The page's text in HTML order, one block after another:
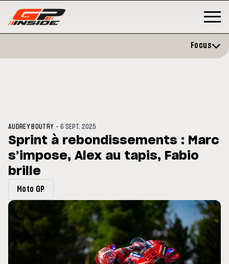
: Horaires et
du GP de Grande-
MOTO GP
Focus
AUDREY BOUTRY- 6 SEPT. 2025
Sprint à rebondissements : Marc
s’impose, Alex au tapis, Fabio
brille
Moto GP